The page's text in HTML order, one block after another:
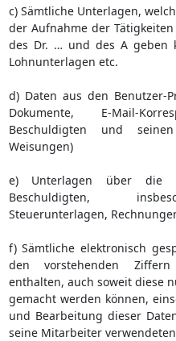
c) Sämtliche Unterlagen,
der Aufnahme der
des Dr. … und des A geben
Lohnunterlagen etc.
d) Daten aus den Benutzer-
Dokumente, E-Mail-
Beschuldigten und
Weisungen)
e) Unterlagen über die
Beschuldigten,
Steuerunterlagen,
f) Sämtliche elektronisch
den vorstehenden Ziffern
enthalten, auch soweit diese
gemacht werden können,
und Bearbeitung dieser
seine Mitarbeiter